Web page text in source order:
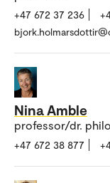
+47 672 37 236
Nina Amble
professor/dr.
+47 672 38 877